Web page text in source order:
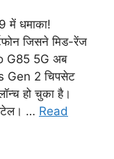
धमाका!
जिसने मिड-रेंज
G85 5G अब
Gen 2 चिपसेट
हो चुका है।
… Read